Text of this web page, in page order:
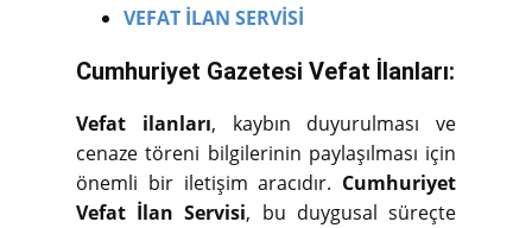
VEFAT İLAN SERVİSİ
Cumhuriyet Gazetesi Vefat İlanları:
Vefat ilanları, kaybın duyurulması ve
cenaze töreni bilgilerinin paylaşılması için
önemli bir iletişim aracıdır. Cumhuriyet
Vefat İlan Servisi, bu duygusal süreçte